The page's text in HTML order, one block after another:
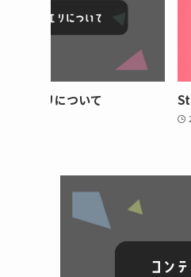
ナクエリについて